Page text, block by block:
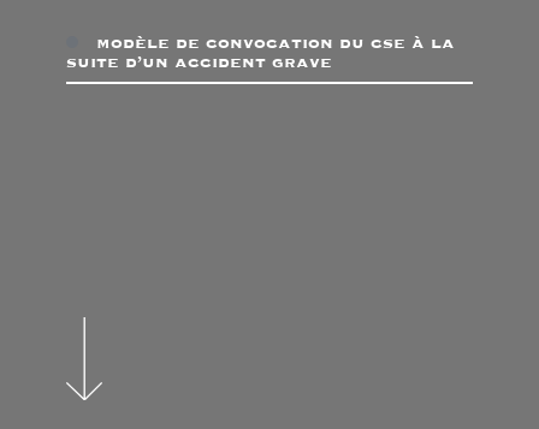
modèle de convocation du cse à la
suite d’un accident grave